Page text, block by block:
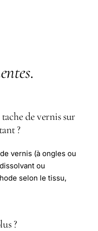
.
de vernis sur
?
vernis (à ongles ou
ou
selon le tissu,
?